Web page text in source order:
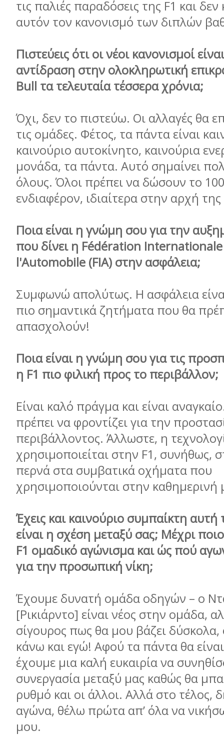
τις παλιές παραδόσεις της F1 και
αυτόν τον κανονισμό των διπλών
Πιστεύεις ότι οι νέοι κανονισμοί
αντίδραση στην ολοκληρωτική
Bull τα τελευταία τέσσερα χρόνια;
Όχι, δεν το πιστεύω. Οι αλλαγές θα
τις ομάδες. Φέτος, τα πάντα είναι
καινούριο αυτοκίνητο, καινούρια
μονάδα, τα πάντα. Αυτό σημαίνει
όλους. Όλοι πρέπει να δώσουν το
ενδιαφέρον, ιδιαίτερα στην αρχή
Ποια είναι η γνώμη σου για την
που δίνει η Fédération
l'Automobile (FIA) στην ασφάλεια;
Συμφωνώ απολύτως. Η ασφάλεια
πιο σημαντικά ζητήματα που θα
απασχολούν!
Ποια είναι η γνώμη σου για τις
η F1 πιο φιλική προς το περιβάλλον;
Είναι καλό πράγμα και είναι
πρέπει να φροντίζει για την
περιβάλλοντος. Άλλωστε, η
χρησιμοποιείται στην F1, συνήθως,
περνά στα συμβατικά οχήματα που
χρησιμοποιούνται στην
Έχεις και καινούριο συμπαίκτη
είναι η σχέση μεταξύ σας; Μέχρι
F1 ομαδικό αγώνισμα και ώς πού
για την προσωπική νίκη;
Έχουμε δυνατή ομάδα οδηγών – ο
[Ρικιάρντο] είναι νέος στην ομάδα,
σίγουρος πως θα μου βάζει
κάνω και εγώ! Αφού τα πάντα θα
έχουμε μια καλή ευκαιρία να
συνεργασία μεταξύ μας καθώς θα
ρυθμό και οι άλλοι. Αλλά στο τέλος,
αγώνα, θέλω πρώτα απ’ όλα να
μου.